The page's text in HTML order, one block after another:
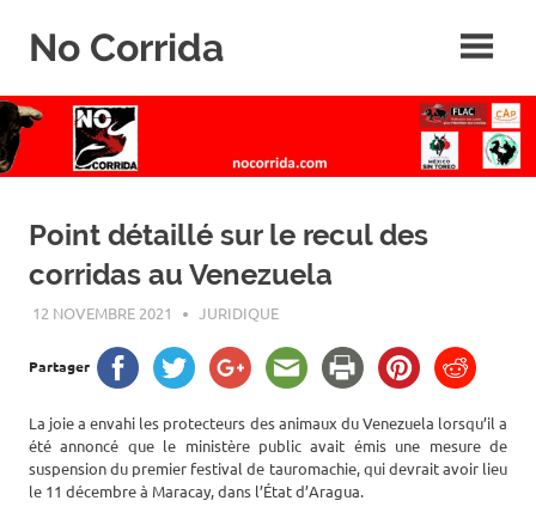
No Corrida
de
la
corrida
Point détaillé sur le recul des
corridas au Venezuela
12 NOVEMBRE 2021 ROGER LAHANA
JURIDIQUE
Partager
La joie a envahi les protecteurs des animaux du Venezuela lorsqu’il a
été annoncé que le ministère public avait émis une mesure de
suspension du premier festival de tauromachie, qui devrait avoir lieu
le 11 décembre à Maracay, dans l’État d’Aragua.